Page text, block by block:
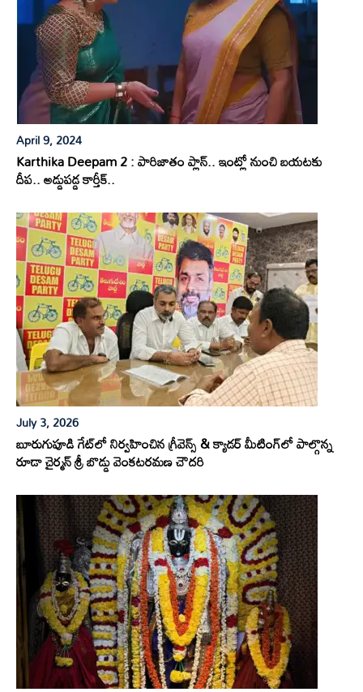
April 9, 2024
Karthika Deepam 2 : పారిజాతం ప్లాన్.. ఇంట్లో నుంచి బయటకు
దీప.. అడ్డుపడ్డ కార్తీక్..
July 3, 2026
బూరుగుపూడి గేట్‌లో నిర్వహించిన గ్రీవెన్స్ & క్యాడర్ మీటింగ్‌లో పాల్గొన్న
రూడా చైర్మన్ శ్రీ బొడ్డు వెంకటరమణ చౌదరి